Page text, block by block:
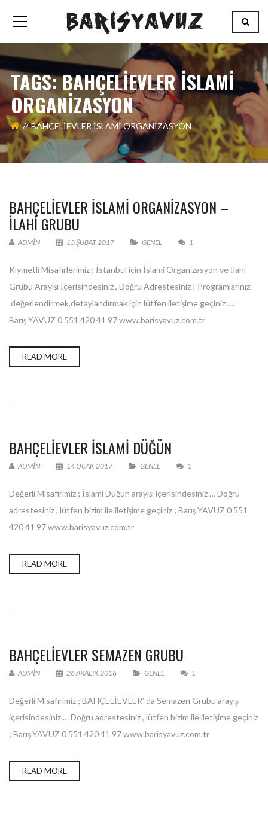
TAGS: BAHÇELİEVLER ISLAMI
ORGANIZASYON
BAHÇELİEVLER ISLAMI ORGANIZASYON
BAHÇELİEVLER İSLAMI ORGANIZASYON –
İLAHI GRUBU
ADMIN 13 ŞUBAT 2017 GENEL 1
Kıymetli Misafirlerimiz ; İstanbul için İslami Organizasyon ve İlahi
Grubu Arayışı İçerisindesiniz , Doğru Adrestesiniz ! Programlarınızı
değerlendirmek,detaylandırmak için lütfen iletişime geçiniz …..
Barış YAVUZ 0 551 420 41 97 www.barisyavuz.com.tr
READ MORE
BAHÇELİEVLER ISLAMI DÜĞÜN
ADMIN 14 OCAK 2017 GENEL 1
Değerli Misafirimiz ; İslami Düğün arayışı içerisindesiniz … Doğru
adrestesiniz , lütfen bizim ile iletişime geçiniz ; Barış YAVUZ 0 551
420 41 97 www.barisyavuz.com.tr
READ MORE
BAHÇELİEVLER SEMAZEN GRUBU
ADMIN 26 ARALIK 2016 GENEL 1
Değerli Misafirimiz ; BAHÇELİEVLER’ da Semazen Grubu arayışı
içerisindesiniz … Doğru adrestesiniz , lütfen bizim ile iletişime geçiniz
; Barış YAVUZ 0 551 420 41 97 www.barisyavuz.com.tr
READ MORE